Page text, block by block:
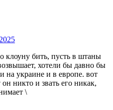
клоуну бить, пусть в штаны
хотели бы давно бы
на украине и в европе. вот
никто и звать его никак,
\